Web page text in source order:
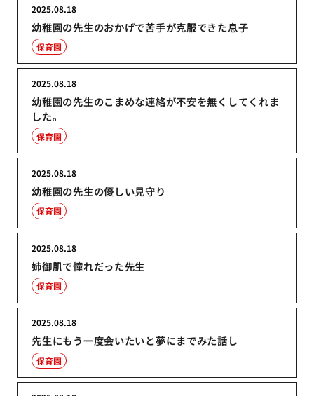
幼稚園の先生のおかげで苦手が克服できた息子
2025.08.18
保育園
幼稚園の先生のこまめな連絡が不安を無くしてくれま
した。
2025.08.18
保育園
幼稚園の先生の優しい見守り
2025.08.18
保育園
姉御肌で憧れだった先生
2025.08.18
保育園
先生にもう一度会いたいと夢にまでみた話し
2025.08.18
保育園